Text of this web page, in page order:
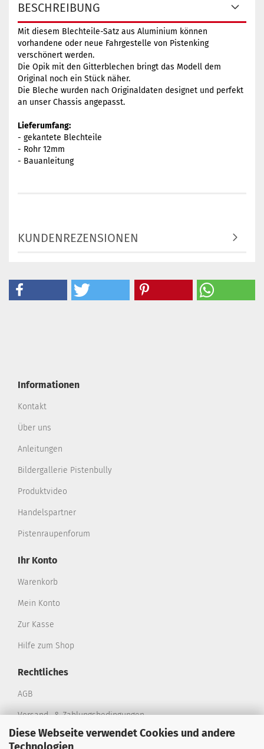
Diese Webseite verwendet Cookies und andere
BESCHREIBUNG
Mit diesem Blechteile-Satz aus Aluminium können
vorhandene oder neue Fahrgestelle von Pistenking
verschönert werden.
Die Opik mit den Gitterblechen bringt das Modell dem
Original noch ein Stück näher.
Die Bleche wurden nach Originaldaten designet und perfekt
an unser Chassis angepasst.
Lieferumfang:
- gekantete Blechteile
- Rohr 12mm
- Bauanleitung
KUNDENREZENSIONEN
Informationen
Kontakt
Über uns
Anleitungen
Bildergallerie Pistenbully
Produktvideo
Handelspartner
Pistenraupenforum
Ihr Konto
Warenkorb
Mein Konto
Zur Kasse
Hilfe zum Shop
Rechtliches
AGB
Versand- & Zahlungsbedingungen
Privatsphäre und Datenschutz